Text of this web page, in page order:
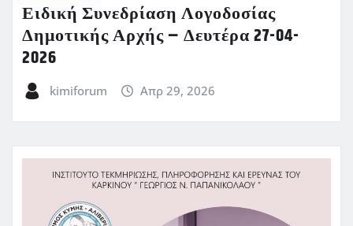
Ειδική Συνεδρίαση Λογοδοσίας
Δημοτικής Αρχής – Δευτέρα 27-04-
2026
kimiforum Απρ 29, 2026